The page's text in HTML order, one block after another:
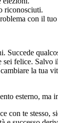
riconosciuti.
con il
Succede
felice. Salvo
la tua
esterno, ma
con te stesso,